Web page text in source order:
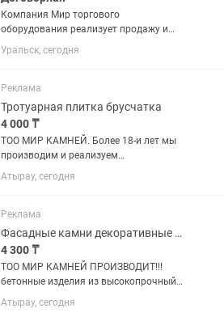
Компания Мир торгового
оборудования реализует продажу и
поставку металлической мебели: -
стеллажи - шкафы для документов -
инструментальные шкафы - сейфы.
Уральск, сегодня
Реклама
Тротуарная плитка брусчатка
4 000 ₸
ТОО МИР КАМНЕЙ. Более 18-и лет мы
производим и реализуем
высокопрочный!!! Брусчатку,
тротуарную плитку, декоративные
шаром, перили армированный! из
бетона М500...
Атырау, сегодня
Реклама
Фасадные камни декоративные камни на фундамент
4 300 ₸
ТОО МИР КАМНЕЙ ПРОИЗВОДИТ!!!
бетонные изделия из высокопрочный
бетона, Уже более 18 лет производим и
реализуем! Брусчатки около 33 видов
Атырау, сегодня